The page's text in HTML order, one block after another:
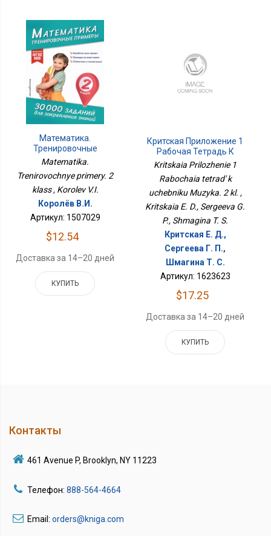
Математика.
Тренировочные
Примеры. 2 Класс
Matematika.
Trenirovochnye primery. 2
klass , Korolev V.I.
Королёв В.И.
Артикул: 1507029
$12.54
Доставка за 14–20 дней
КУПИТЬ
Критская Приложение 1
Рабочая Тетрадь К
Учебнику Музыка. 2 Кл.
Kritskaia Prilozhenie 1
Rabochaia tetrad' k
uchebniku Muzyka. 2 kl. ,
Kritskaia E. D., Sergeeva G.
P., Shmagina T. S.
Критская Е. Д.,
Сергеева Г. П.,
Шмагина Т. С.
Артикул: 1623623
$17.25
Доставка за 14–20 дней
КУПИТЬ
Контакты
461 Avenue P, Brooklyn, NY 11223
Телефон: 888-564-4664
Email: orders@kniga.com